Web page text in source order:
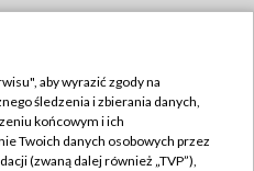
TVP
aby wyrazić zgody na
śledzenia i zbierania danych,
końcowym i ich
Twoich danych osobowych przez
(zwaną dalej również „TVP”),